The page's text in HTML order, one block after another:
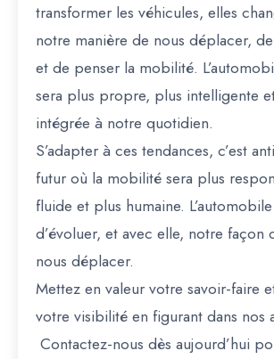
transformer les véhicules, elles
notre manière de nous déplacer,
et de penser la mobilité.
sera plus propre, plus intelligente
intégrée à notre quotidien.
S’adapter à ces tendances, c’est
futur où la mobilité sera plus
fluide et plus humaine.
d’évoluer, et avec elle, notre façon
nous déplacer.
Mettez en valeur votre savoir-faire
votre visibilité en figurant dans nos
Contactez-nous dès aujourd’hui